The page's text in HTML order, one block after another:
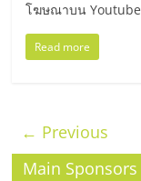
โฆษณาบน Youtube
Read more
← Previous
Main Sponsors